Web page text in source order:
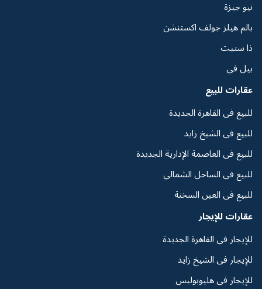
نيو جيزة
بالم هيلز جولف اكستنشن
ذا ستيت
بيل في
عقارات للبيع
للبيع فى القاهرة الجديدة
للبيع فى الشيخ زايد
للبيع فى العاصمة الإدارية الجديدة
للبيع فى الساحل الشمالي
للبيع فى العين السخنة
عقارات للإيجار
للإيجار فى القاهرة الجديدة
للإيجار فى الشيخ زايد
للإيجار فى هليوبوليس